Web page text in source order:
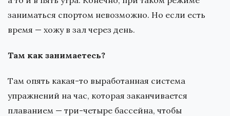
заниматься спортом невозможно. Но если есть
время — хожу в зал через день.
Там как занимаетесь?
Там опять какая-то выработанная система
упражнений на час, которая заканчивается
плаванием — три-четыре бассейна, чтобы